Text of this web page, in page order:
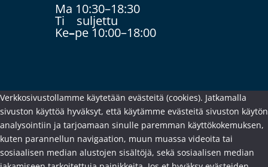
Ma 10:30–18:30
Ti suljettu
Ke–pe 10:00–18:00
Verkkosivustollamme käytetään evästeitä (cookies). Jatkamalla
sivuston käyttöä hyväksyt, että käytämme evästeitä sivuston käytön
analysointiin ja tarjoamaan sinulle paremman käyttökokemuksen,
kuten parannellun navigaation, muun muassa videoita tai
sosiaalisen median alustojen sisältöjä, sekä sosiaalisen median